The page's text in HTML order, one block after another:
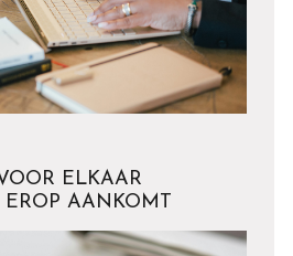
ELKAAR
AANKOMT